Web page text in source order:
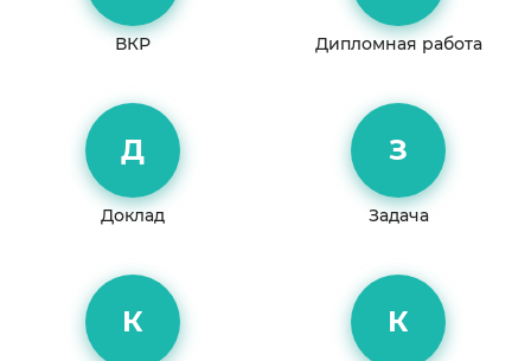
ВКР Дипломная работа
Д
Доклад
З
Задача
К К